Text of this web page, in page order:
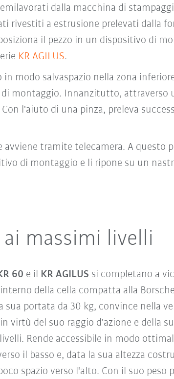
dalla macchina di
rivestiti a estrusione prelevati dalla
il pezzo in un dispositivo di
KR AGILUS.
in modo salvaspazio nella zona
montaggio. Innanzitutto, attraverso
l'aiuto di una pinza, preleva
tramite telecamera. A questo
di montaggio e li ripone su un
ai massimi livelli
60 e il KR AGILUS si completano a
della cella compatta alla
sua portata da 30 kg, convince nella
virtù del suo raggio d'azione e della
Rende accessibile in modo
il basso e, data la sua altezza
spazio verso l'alto. Con il suo peso